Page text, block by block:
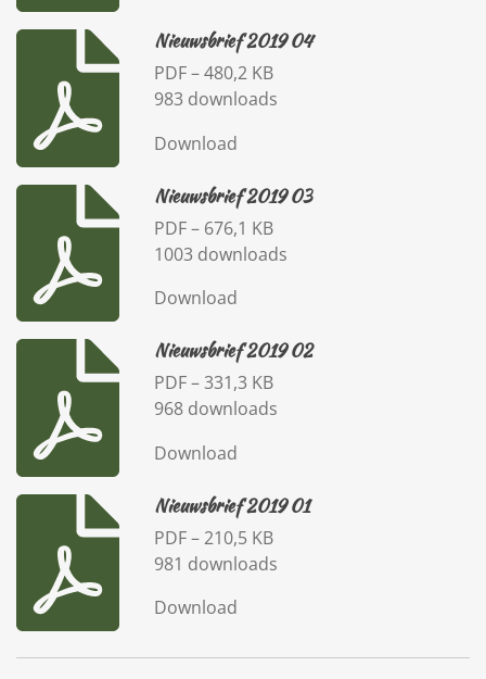
Nieuwsbrief 2019 04
PDF – 480,2 KB
983 downloads
Download
Nieuwsbrief 2019 03
PDF – 676,1 KB
1003 downloads
Download
Nieuwsbrief 2019 02
PDF – 331,3 KB
968 downloads
Download
Nieuwsbrief 2019 01
PDF – 210,5 KB
981 downloads
Download